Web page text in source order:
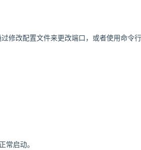
改配置文件来更改端口，或者使用命令
常启动。